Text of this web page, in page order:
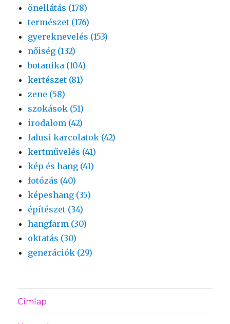
önellátás (178)
természet (176)
gyereknevelés (153)
nőiség (132)
botanika (104)
kertészet (81)
zene (58)
szokások (51)
irodalom (42)
falusi karcolatok (42)
kertművelés (41)
kép és hang (41)
fotózás (40)
képeshang (35)
építészet (34)
hangfarm (30)
oktatás (30)
generációk (29)
Címlap